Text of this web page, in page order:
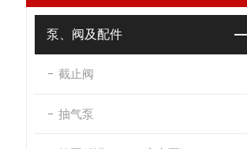
泵、阀及配件
截止阀
抽气泵